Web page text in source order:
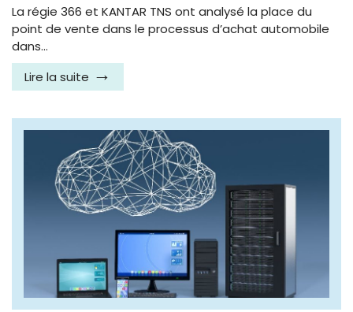
La régie 366 et KANTAR TNS ont analysé la place du
point de vente dans le processus d’achat automobile
dans…
Lire la suite